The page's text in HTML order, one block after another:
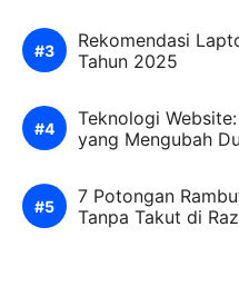
Rekomendasi
Tahun 2025
Teknologi
yang Mengubah
7 Potongan
Tanpa Takut di